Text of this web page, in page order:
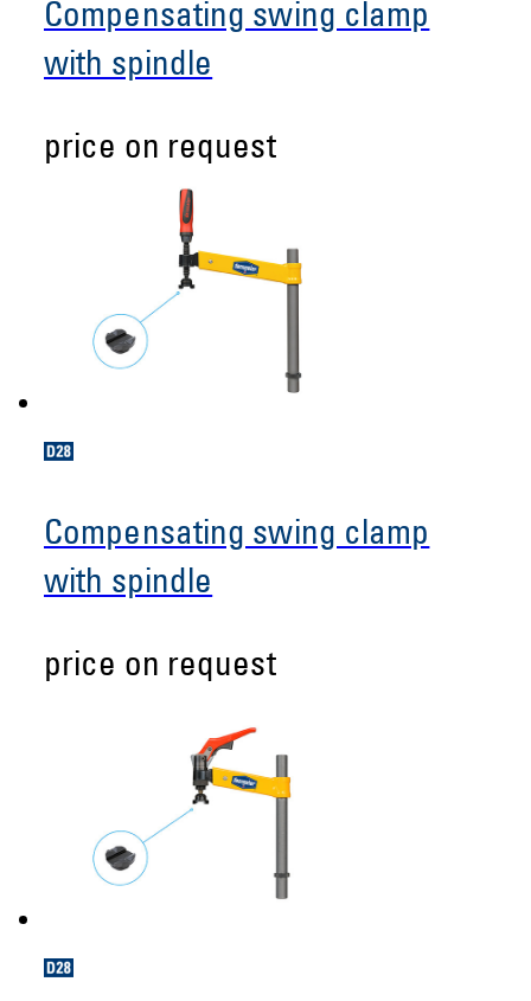
Compensating swing clamp
with spindle
price on request
Compensating swing clamp
with spindle
price on request